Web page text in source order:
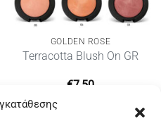
GOLDEN ROSE
Terracotta Blush On GR
€7,50